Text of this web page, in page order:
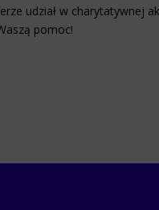
udział w charytatywnej
pomoc!